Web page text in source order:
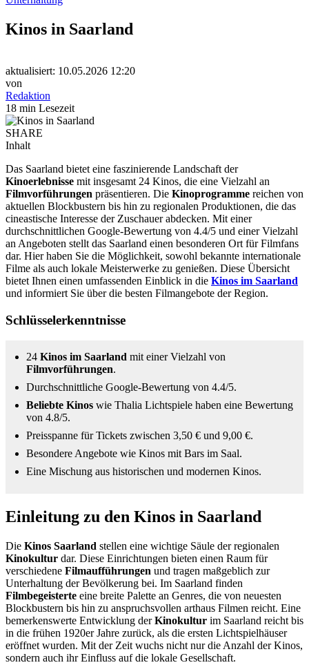
Kinos in Saarland
aktualisiert: 10.05.2026 12:20
von
Redaktion
18 min Lesezeit
SHARE
Inhalt
Das Saarland bietet eine faszinierende Landschaft der
Kinoerlebnisse mit insgesamt 24 Kinos, die eine Vielzahl an
Filmvorführungen präsentieren. Die Kinoprogramme reichen von
aktuellen Blockbustern bis hin zu regionalen Produktionen, die das
cineastische Interesse der Zuschauer abdecken. Mit einer
durchschnittlichen Google-Bewertung von 4.4/5 und einer Vielzahl
an Angeboten stellt das Saarland einen besonderen Ort für Filmfans
dar. Hier haben Sie die Möglichkeit, sowohl bekannte internationale
Filme als auch lokale Meisterwerke zu genießen. Diese Übersicht
bietet Ihnen einen umfassenden Einblick in die Kinos im Saarland
und informiert Sie über die besten Filmangebote der Region.
Schlüsselerkenntnisse
24 Kinos im Saarland mit einer Vielzahl von
Filmvorführungen.
Durchschnittliche Google-Bewertung von 4.4/5.
Beliebte Kinos wie Thalia Lichtspiele haben eine Bewertung
von 4.8/5.
Preisspanne für Tickets zwischen 3,50 € und 9,00 €.
Besondere Angebote wie Kinos mit Bars im Saal.
Eine Mischung aus historischen und modernen Kinos.
Einleitung zu den Kinos in Saarland
Die Kinos Saarland stellen eine wichtige Säule der regionalen
Kinokultur dar. Diese Einrichtungen bieten einen Raum für
verschiedene Filmaufführungen und tragen maßgeblich zur
Unterhaltung der Bevölkerung bei. Im Saarland finden
Filmbegeisterte eine breite Palette an Genres, die von neuesten
Blockbustern bis hin zu anspruchsvollen arthaus Filmen reicht. Eine
bemerkenswerte Entwicklung derKinokultur im Saarland reicht bis
in die frühen 1920er Jahre zurück, als die ersten Lichtspielhäuser
eröffnet wurden. Mit der Zeit wuchs nicht nur die Anzahl der Kinos,
sondern auch ihr Einfluss auf die lokale Gesellschaft.